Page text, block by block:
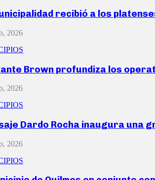
recibió a los
2026
Brown profundiza los
2026
Dardo Rocha inaugura una
2026